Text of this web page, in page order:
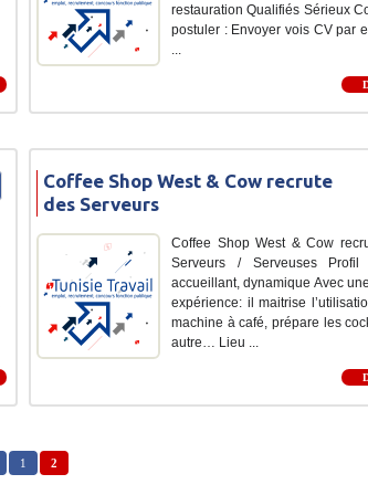
restauration Qualifiés Sérieux
postuler : Envoyer vois CV par
...
Coffee Shop West & Cow recrute
des Serveurs
Coffee Shop West & Cow
Serveurs / Serveuses Profil
accueillant, dynamique Avec
expérience: il maitrise
machine à café, prépare les
autre… Lieu ...
1 2